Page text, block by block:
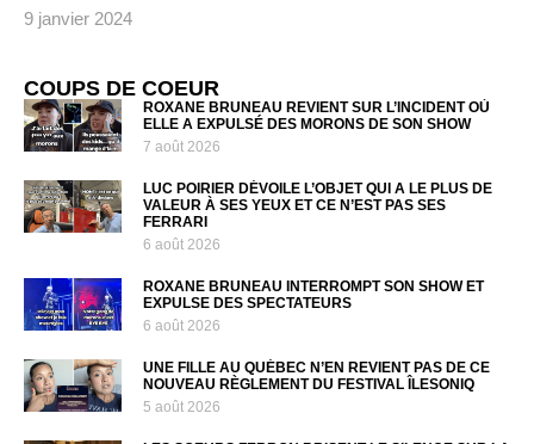
9 janvier 2024
COUPS DE COEUR
ROXANE BRUNEAU REVIENT SUR L’INCIDENT OÙ
ELLE A EXPULSÉ DES MORONS DE SON SHOW
7 août 2026
LUC POIRIER DÉVOILE L’OBJET QUI A LE PLUS DE
VALEUR À SES YEUX ET CE N’EST PAS SES
FERRARI
6 août 2026
ROXANE BRUNEAU INTERROMPT SON SHOW ET
EXPULSE DES SPECTATEURS
6 août 2026
UNE FILLE AU QUÉBEC N’EN REVIENT PAS DE CE
NOUVEAU RÈGLEMENT DU FESTIVAL ÎLESONIQ
5 août 2026